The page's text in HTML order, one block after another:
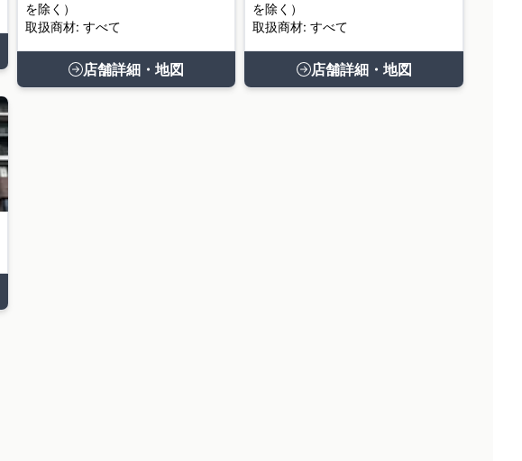
を除く）
取扱商材: すべて
店舗詳細・地図
を除く）
取扱商材: すべて
店舗詳細・地図